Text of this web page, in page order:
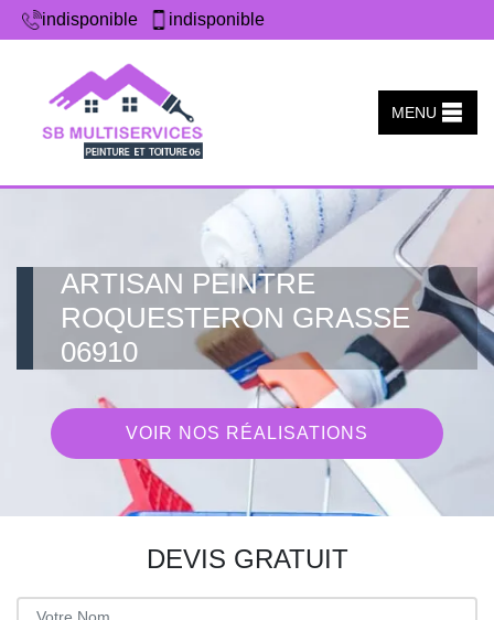
indisponible indisponible
MENU
ARTISAN PEINTRE
ROQUESTERON GRASSE
06910
VOIR NOS RÉALISATIONS
DEVIS GRATUIT